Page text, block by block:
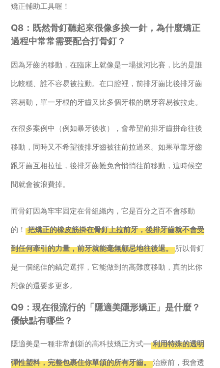
矯正輔助工具喔！
Q8：既然骨釘聽起來很像多挨一針，為什麼矯正
過程中常常需要配合打骨釘？
因為牙齒的移動，在臨床上就像是一場拔河比賽，比的是誰
比較穩、誰不容易被拉動。在口腔裡，前排牙齒比後排牙齒
容易動，單一牙根的牙齒又比多個牙根的磨牙容易被拉走。
在很多案例中（例如暴牙後收），會希望前排牙齒拼命往後
移動，同時又不希望後排牙齒被往前拉過來。如果單靠牙齒
跟牙齒互相拉扯，後排牙齒難免會悄悄往前移動，這時候空
間就會被浪費掉。
而骨釘因為牢牢固定在骨組織內，它是百分之百不會移動
的！ 把矯正的橡皮筋掛在骨釘上拉前牙，後排牙齒就不會受
到任何牽引的力量，前牙就能毫無顧忌地往後退。 所以骨釘
是一個絕佳的錨定選擇，它能做到的高難度移動，真的比你
想像的還要多更多。
Q9：現在很流行的「隱適美隱形矯正」是什麼？
優缺點有哪些？
隱適美是一種非常創新的高科技矯正方式— 利用特殊的透明
彈性塑料，完整包裹住你單頜的所有牙齒。 治療前，我會透